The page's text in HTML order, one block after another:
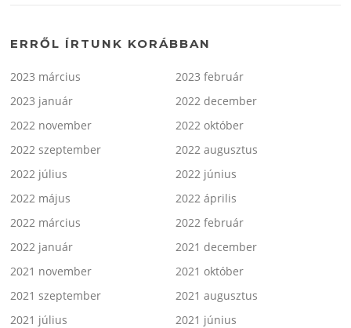
ERRŐL ÍRTUNK KORÁBBAN
2023 március
2023 február
2023 január
2022 december
2022 november
2022 október
2022 szeptember
2022 augusztus
2022 július
2022 június
2022 május
2022 április
2022 március
2022 február
2022 január
2021 december
2021 november
2021 október
2021 szeptember
2021 augusztus
2021 július
2021 június